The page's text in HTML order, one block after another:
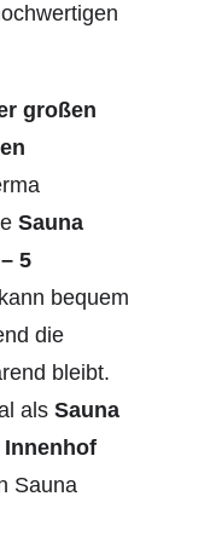
großen
Sauna
5
bequem
die
bleibt.
als Sauna
Innenhof
Sauna